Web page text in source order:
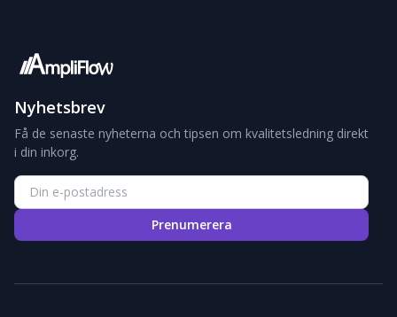
Nyhetsbrev
Få de senaste nyheterna och tipsen om kvalitetsledning direkt
i din inkorg.
Prenumerera